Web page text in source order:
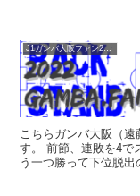
J1ガンバ大阪ファン2022
こちらガンバ大阪（
す。 前節、連敗を4で
う一つ勝って下位脱出